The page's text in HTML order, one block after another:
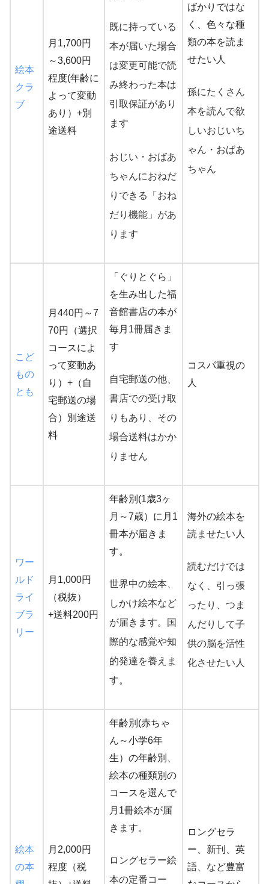
絵本
クラ
ブ
月1,700円
～3,600円
程度(年齢に
よって変動
あり）+別
途送料
既に持っている
本が届いた場合
は変更可能で読
み終わった本は
引取保証があり
ます
おじい・おばあ
ちゃんにおねだ
りできる「おね
だり機能」があ
ります
ばかりではな
く、色々な種
類の本を読ま
せたい人
孫にたくさん
本を読んで欲
しいおじいち
ゃん・おばあ
ちゃん
こど
もの
とも
月440円～7
70円（選択
コースによ
って変動あ
り）+（自
宅郵送の場
合）別途送
料
「ぐりとぐら」
を生み出した福
音館書店の本が
毎月1冊届きま
す
自宅郵送の他、
書店での受け取
りもあり、その
場合送料はかか
りません
コスパ重視の
人
ワー
ルド
ライ
ブラ
リー
月1,000円
（税抜）
+送料200円
年齢別(1歳3ヶ
月～7歳）に月1
冊本が届きま
す。
世界中の絵本、
しかけ絵本など
が届きます。国
際的な感覚や知
的発達を養えま
す。
海外の絵本を
読ませたい人
読むだけでは
なく、引っ張
ったり、つま
んだりして子
供の脳を活性
化させたい人
絵本
の本
月2,000円
程度（税
年齢別(赤ちゃ
ん～小学6年
生）の年齢別、
絵本の種類別の
コースを選んで
月1冊絵本が届
きます。
ロングセラー絵
本の定番コー
ロングセラ
ー、新刊、英
語、など豊富